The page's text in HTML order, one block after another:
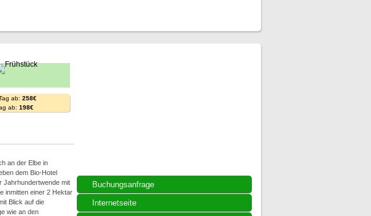
Buchungsanfrage
Internetseite
ab: 258€
ab: 198€
an der Elbe in
dem Bio-Hotel
Jahrhundertwende mit
inmitten einer 2 Hektar
Blick auf die
wie an den